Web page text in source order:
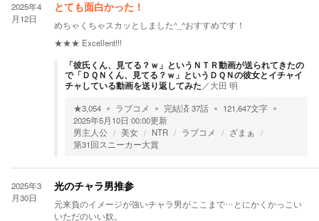
2025年4
月12日
とても面白かった！
めちゃくちゃスカッとしました^_^おすすめです！
★★★ Excellent!!!
「彼氏くん、見てる？ｗ」というＮＴＲ動画が送られてきたの
で「ＤＱＮくん、見てる？ｗ」というＤＱＮの彼女とイチャイ
チャしている動画を送り返してみた ／大田 明
★3,054 ラブコメ 完結済37話 121,647文字
2025年5月10日 00:00更新
男主人公
美女 NTR ラブコメ
ざまぁ
第31回スニーカー大賞
2025年3
月30日
光のチャラ男推参
元来負のイメージが強いチャラ男がここまで…とにかくかっこい
いただのいい奴。